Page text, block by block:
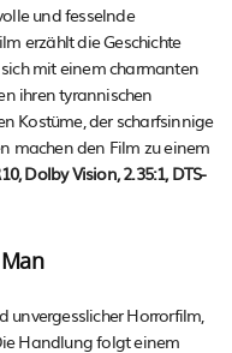
und fesselnde
erzählt die Geschichte
mit einem charmanten
ihren tyrannischen
Kostüme, der scharfsinnige
machen den Film zu einem
Dolby Vision, 2.35:1, DTS-
Man
Horrorfilm,
Handlung folgt einem